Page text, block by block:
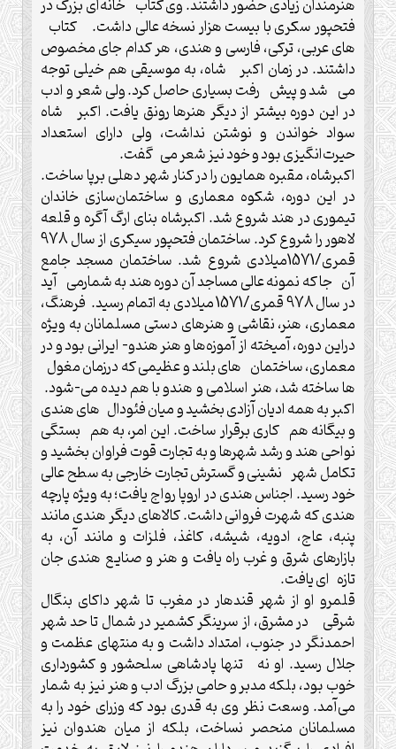
فتحپور سکری با بیست هزار نسخه عالی داشت. کتاب
های عربی، ترکی، فارسی و هندی، هر کدام جای مخصوص
داشتند. در زمان اکبر شاه، به موسیقی هم خیلی توجه
می شد و پیش رفت بسیاری حاصل کرد. ولی شعر و ادب
در این دوره بیشتر از دیگر هنرها رونق یافت. اکبر شاه
سواد خواندن و نوشتن نداشت، ولی دارای استعداد
حیرت‌انگیزی بود و خود نیز شعر می گفت.
اکبرشاه، مقبره همایون را در کنار شهر دهلی برپا ساخت.
در این دوره، شکوه معماری و ساختمان‌سازی خاندان
تیموری در هند شروع شد. اکبرشاه بنای ارگ آگره و قلعه
لاهور را شروع کرد. ساختمان فتحپور سیکری از سال 978
قمری/1571میلادی شروع شد. ساختمان مسجد جامع
آن جا که نمونه عالی مساجد آن دوره هند به شمارمی آید
در سال 978 قمری/1571 میلادی به اتمام رسید. فرهنگ،
معماری، هنر، نقاشی و هنرهای دستی مسلمانان به ويژه
دراین دوره، آمیخته از آموزه‌ها و هنر هندو- ایرانی بود و در
معماری، ساختمان های بلند و عظیمی که درزمان مغول
ها ساخته شد، هنر اسلامی و هندو با هم دیده می-شود.
اکبر به همه ادیان آزادی بخشید و میان فئودال های هندی
و بیگانه هم کاری برقرار ساخت. این امر، به هم بستگی
نواحی هند و رشد شهرها و به تجارت قوت فراوان بخشید و
تکامل شهر نشینی و گسترش تجارت خارجی به سطح عالی
خود رسید. اجناس هندی در اروپا رواج یافت؛ به ویژه پارچه
هندی که شهرت فروانی داشت. کالاهای دیگر هندی مانند
پنبه، عاج، ادویه، شیشه، کاغذ، فلزات و مانند آن، به
بازارهای شرق و غرب راه یافت و هنر و صنایع هندی جان
تازه ای یافت.
قلمرو او از شهر قندهار در مغرب تا شهر داکای بنگال
شرقی در مشرق، از سرینگر کشمیر در شمال تا حد شهر
احمدنگر در جنوب، امتداد داشت و به منتهای عظمت و
جلال رسید. او نه تنها پادشاهی سلحشور و کشورداری
خوب بود، بلکه مدبر و حامی بزرگ ادب و هنر نیز به شمار
می‌آمد. وسعت نظر وی به قدری بود که وزرای خود را به
مسلمانان منحصر نساخت، بلکه از میان هندوان نیز